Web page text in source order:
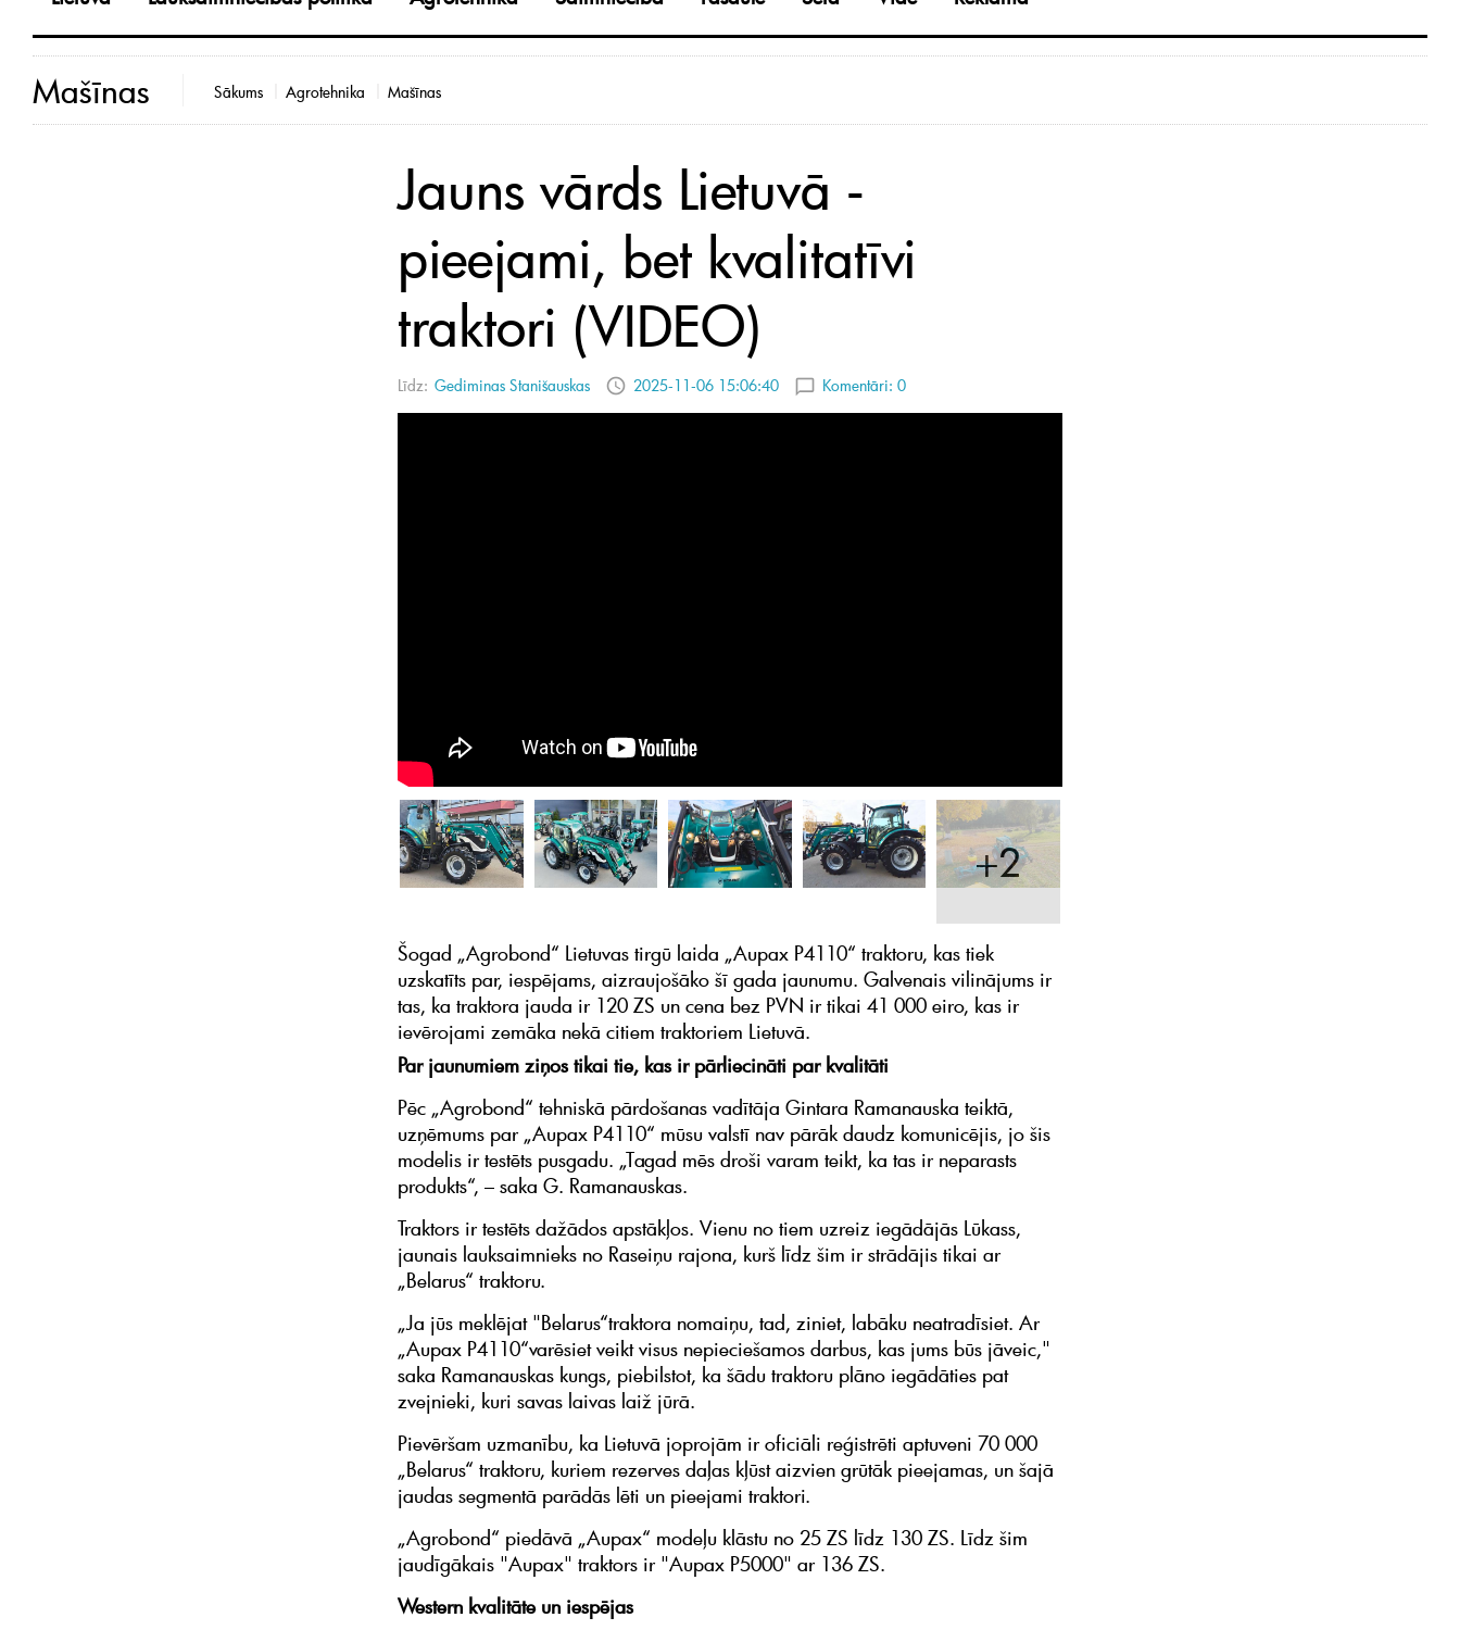
Mašīnas Sākums Agrotehnika Mašīnas
Jauns vārds Lietuvā -
pieejami, bet kvalitatīvi
traktori (VIDEO)
Līdz: Gediminas Stanišauskas 2025-11-06 15:06:40 Komentāri: 0
+2
Šogad „Agrobond“ Lietuvas tirgū laida „Aupax P4110“ traktoru, kas tiek
uzskatīts par, iespējams, aizraujošāko šī gada jaunumu. Galvenais vilinājums ir
tas, ka traktora jauda ir 120 ZS un cena bez PVN ir tikai 41 000 eiro, kas ir
ievērojami zemāka nekā citiem traktoriem Lietuvā.
Par jaunumiem ziņos tikai tie, kas ir pārliecināti par kvalitāti
Pēc „Agrobond“ tehniskā pārdošanas vadītāja Gintara Ramanauska teiktā,
uzņēmums par „Aupax P4110“ mūsu valstī nav pārāk daudz komunicējis, jo šis
modelis ir testēts pusgadu. „Tagad mēs droši varam teikt, ka tas ir neparasts
produkts“, – saka G. Ramanauskas.
Traktors ir testēts dažādos apstākļos. Vienu no tiem uzreiz iegādājās Lūkass,
jaunais lauksaimnieks no Raseiņu rajona, kurš līdz šim ir strādājis tikai ar
„Belarus“ traktoru.
„Ja jūs meklējat "Belarus“traktora nomaiņu, tad, ziniet, labāku neatradīsiet. Ar
„Aupax P4110“varēsiet veikt visus nepieciešamos darbus, kas jums būs jāveic,"
saka Ramanauskas kungs, piebilstot, ka šādu traktoru plāno iegādāties pat
zvejnieki, kuri savas laivas laiž jūrā.
Pievēršam uzmanību, ka Lietuvā joprojām ir oficiāli reģistrēti aptuveni 70 000
„Belarus“ traktoru, kuriem rezerves daļas kļūst aizvien grūtāk pieejamas, un šajā
jaudas segmentā parādās lēti un pieejami traktori.
„Agrobond“ piedāvā „Aupax“ modeļu klāstu no 25 ZS līdz 130 ZS. Līdz šim
jaudīgākais "Aupax" traktors ir "Aupax P5000" ar 136 ZS.
Western kvalitāte un iespējas